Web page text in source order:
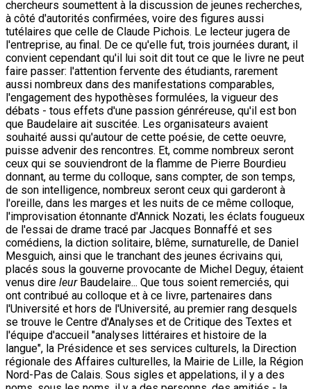
chercheurs soumettent à la discussion de jeunes recherches,
à côté d'autorités confirmées, voire des figures aussi
tutélaires que celle de Claude Pichois. Le lecteur jugera de
l'entreprise, au final. De ce qu'elle fut, trois journées durant, il
convient cependant qu'il lui soit dit tout ce que le livre ne peut
faire passer: l'attention fervente des étudiants, rarement
aussi nombreux dans des manifestations comparables,
l'engagement des hypothèses formulées, la vigueur des
débats - tous effets d'une passion génréreuse, qu'il est bon
que Baudelaire ait suscitée. Les organisateurs avaient
souhaité aussi qu'autour de cette poésie, de cette oeuvre,
puisse advenir des rencontres. Et, comme nombreux seront
ceux qui se souviendront de la flamme de Pierre Bourdieu
donnant, au terme du colloque, sans compter, de son temps,
de son intelligence, nombreux seront ceux qui garderont à
l'oreille, dans les marges et les nuits de ce même colloque,
l'improvisation étonnante d'Annick Nozati, les éclats fougueux
de l'essai de drame tracé par Jacques Bonnaffé et ses
comédiens, la diction solitaire, blême, surnaturelle, de Daniel
Mesguich, ainsi que le tranchant des jeunes écrivains qui,
placés sous la gouverne provocante de Michel Deguy, étaient
venus dire leurBaudelaire... Que tous soient remerciés, qui
ont contribué au colloque et à ce livre, partenaires dans
l'Université et hors de l'Université, au premier rang desquels
se trouve le Centre d'Analyses et de Critique des Textes et
l'équipe d'accueil "analyses littéraires et histoire de la
langue", la Présidence et ses services culturels, la Direction
régionale des Affaires culturelles, la Mairie de Lille, la Région
Nord-Pas de Calais. Sous sigles et appelations, il y a des